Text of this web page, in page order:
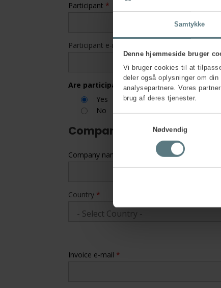
Samtykke
Denne hjemmeside bruger
Vi bruger cookies til at
deler også oplysninger om
analysepartnere. Vores
brug af deres tjenester.
Nødvendig
Participant *
Participant e-mail
Are participant and contact person one
Yes
No
Company information
Company name
Country *
Invoice e-mail *